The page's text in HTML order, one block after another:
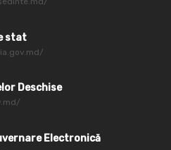
stat
Deschise
Electronică